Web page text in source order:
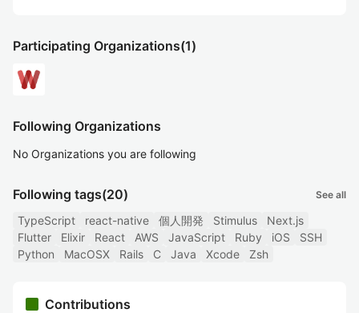
Participating Organizations(1)
Following Organizations
No Organizations you are following
Following tags(20) See all
TypeScript react-native 個人開発 Stimulus
Next.js
Flutter
Elixir React AWS JavaScript Ruby iOS
SSH
Python
MacOSX Rails C Java Xcode Zsh
Contributions